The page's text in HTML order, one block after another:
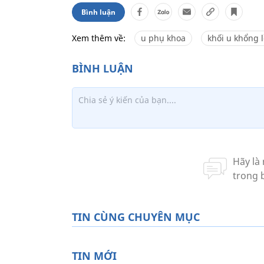
Bình luận
Xem thêm về: u phụ khoa khối u khổng
TIN CÙNG CHUYÊN MỤC
TIN MỚI